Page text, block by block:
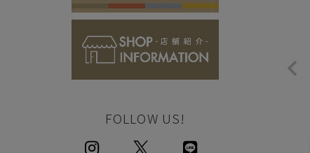
FOLLOW US!